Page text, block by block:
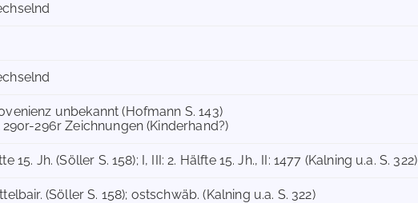
unbekannt (Hofmann S. 143)
290r-296r Zeichnungen (Kinderhand?)
15. Jh. (Söller S. 158); I, III: 2. Hälfte 15. Jh., II: 1477 (Kalning u.a. S. 322)
(Söller S. 158); ostschwäb. (Kalning u.a. S. 322)